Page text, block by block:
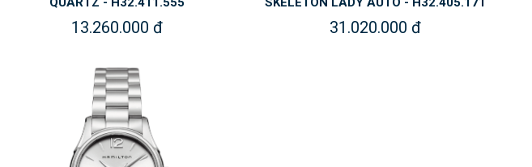
13.260.000 đ 31.020.000 đ